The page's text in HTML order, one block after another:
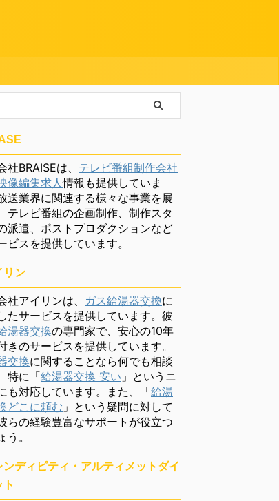
社BRAISEは、 テレビ番組制作会社
像編集求人情報も提供していま
送業界に関連する様々な事業を展
テレビ番組の企画制作、制作スタ
派遣、ポストプロダクションなど
ビスを提供しています。
リン
社アイリンは、 ガス給湯器交換に
たサービスを提供しています。彼
湯器交換の専門家で、安心の10年
きのサービスを提供しています。
交換に関することなら何でも相談
特に「給湯器交換 安い 」というニ
も対応しています。また、「給湯
どこに頼む 」という疑問に対して
らの経験豊富なサポートが役立つ
う。
ンディピティ・アルティメットダイ
ト